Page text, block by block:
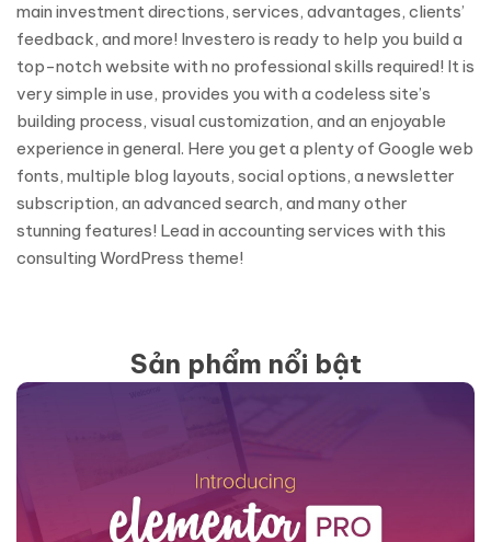
main investment directions, services, advantages, clients’
feedback, and more! Investero is ready to help you build a
top-notch website with no professional skills required! It is
very simple in use, provides you with a codeless site’s
building process, visual customization, and an enjoyable
experience in general. Here you get a plenty of Google web
fonts, multiple blog layouts, social options, a newsletter
subscription, an advanced search, and many other
stunning features! Lead in accounting services with this
consulting WordPress theme!
Sản phẩm nổi bật